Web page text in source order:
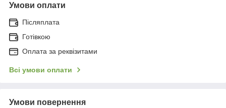
Умови оплати
Післяплата
Готівкою
Оплата за реквізитами
Всі умови оплати
Умови повернення